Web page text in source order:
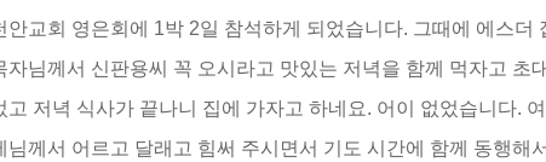
안교회 영은회에 1박 2일 참석하게 되었습니다. 그때에 에스더
자님께서 신판용씨 꼭 오시라고 맛있는 저녁을 함께 먹자고
고 저녁 식사가 끝나니 집에 가자고 하네요. 어이 없었습니다.
님께서 어르고 달래고 힘써 주시면서 기도 시간에 함께 동행해